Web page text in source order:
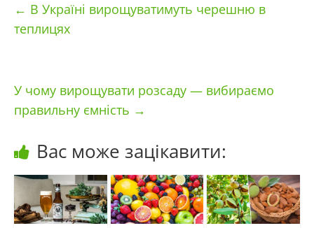
← В Україні вирощуватимуть черешню в
теплицях
У чому вирощувати розсаду — вибираємо
правильну ємність →
Вас може зацікавити: